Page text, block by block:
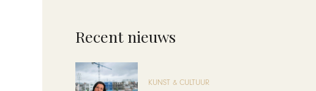
Recent nieuws
KUNST & CULTUUR